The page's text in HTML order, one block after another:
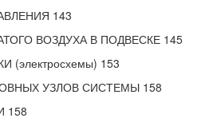
143
ВОЗДУХА В ПОДВЕСКЕ 145
153
УЗЛОВ СИСТЕМЫ 158
158